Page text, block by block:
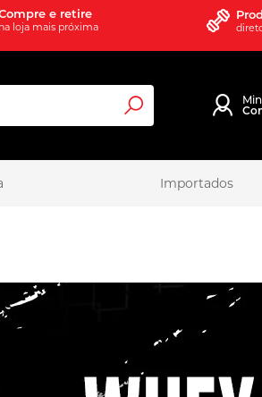
e retire
na loja mais próxima
Pesquisa
Importados